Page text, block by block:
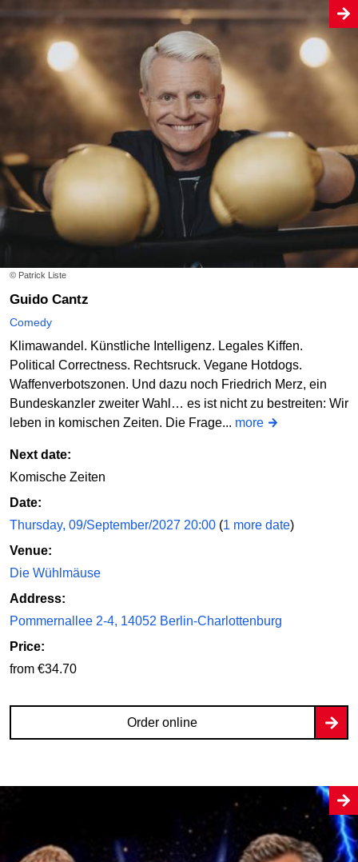
© Patrick Liste
Guido Cantz
Comedy
Klimawandel. Künstliche Intelligenz. Legales Kiffen.
Political Correctness. Rechtsruck. Vegane Hotdogs.
Waffenverbotszonen. Und dazu noch Friedrich Merz, ein
Bundeskanzler zweiter Wahl… es ist nicht zu bestreiten: Wir
leben in komischen Zeiten. Die Frage... more
Next date:
Komische Zeiten
Date:
Thursday, 09/September/2027 20:00 (1 more date)
Venue:
Die Wühlmäuse
Address:
Pommernallee 2-4, 14052 Berlin-Charlottenburg
Price:
from €34.70
Order online